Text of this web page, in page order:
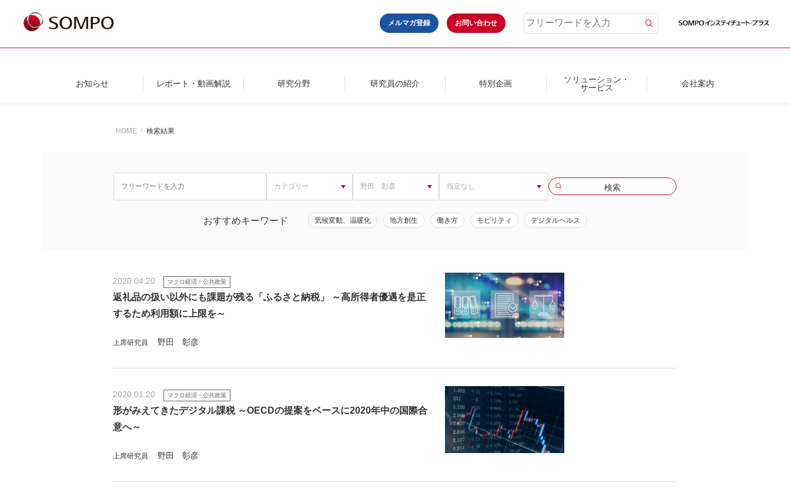
メルマガ登録 お問い合わせ
お知らせ レポート・動画解説 研究分野 研究員の紹介 特別企画
ソリューション・
サービス
会社案内
HOME 検索結果
おすすめキーワード 気候変動、温暖化 地方創生 働き方 モビリティ デジタルヘルス
2020.04.20 マクロ経済・公共政策
返礼品の扱い以外にも課題が残る「ふるさと納税」 ～高所得者優遇を是正
するため利用額に上限を～
上席研究員 野田 彰彦
2020.01.20 マクロ経済・公共政策
形がみえてきたデジタル課税 ～OECDの提案をベースに2020年中の国際合
意へ～
上席研究員 野田 彰彦